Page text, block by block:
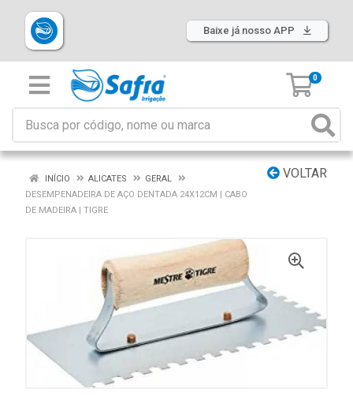
Baixe já nosso APP
0
VOLTAR
INÍCIO ALICATES
GERAL
DESEMPENADEIRA DE AÇO DENTADA 24X12CM | CABO
DE MADEIRA | TIGRE